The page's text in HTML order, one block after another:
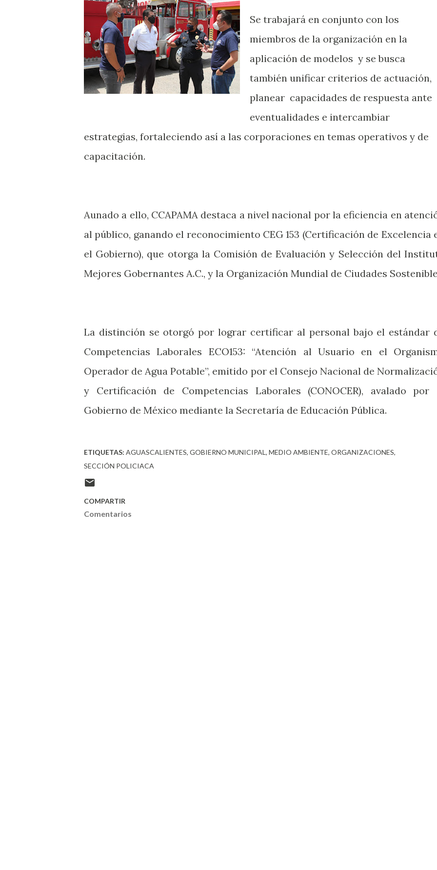
Se trabajará en conjunto con los
miembros de la organización en la
aplicación de modelos y se busca
también unificar criterios de actuación,
planear capacidades de respuesta ante
eventualidades e intercambiar
estrategias, fortaleciendo así a las corporaciones en temas operativos y de
capacitación.
Aunado a ello, CCAPAMA destaca a nivel nacional por la eficiencia en
al público, ganando el reconocimiento CEG 153 (Certificación de Excelencia
el Gobierno), que otorga la Comisión de Evaluación y Selección del
Mejores Gobernantes A.C., y la Organización Mundial de Ciudades
La distinción se otorgó por lograr certificar al personal bajo el estándar
Competencias Laborales ECO153: “Atención al Usuario en el
Operador de Agua Potable”, emitido por el Consejo Nacional de
y Certificación de Competencias Laborales (CONOCER), avalado por
Gobierno de México mediante la Secretaría de Educación Pública.
ETIQUETAS: AGUASCALIENTES GOBIERNO MUNICIPAL MEDIO AMBIENTE ORGANIZACIONES
SECCIÓN POLICIACA
COMPARTIR
Comentarios